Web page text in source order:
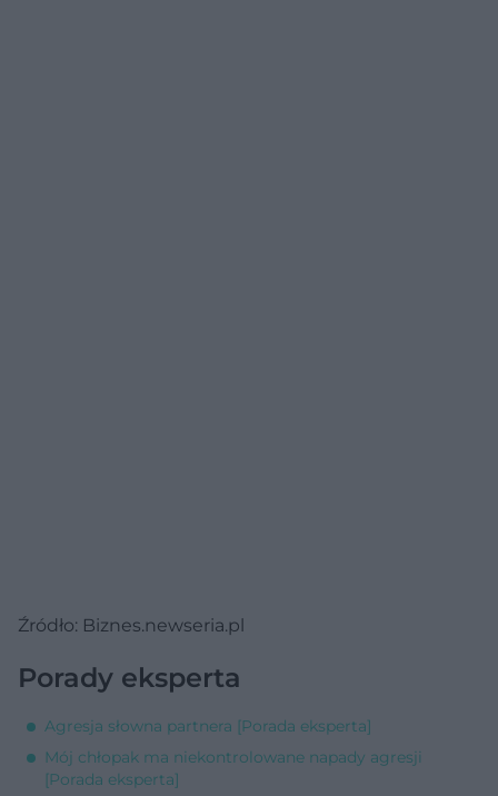
Źródło: Biznes.newseria.pl
Porady eksperta
Agresja słowna partnera [Porada eksperta]
Mój chłopak ma niekontrolowane napady agresji
[Porada eksperta]